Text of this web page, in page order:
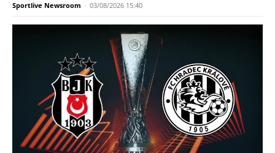
Sportlive Newsroom - 03/08/2026 15:40